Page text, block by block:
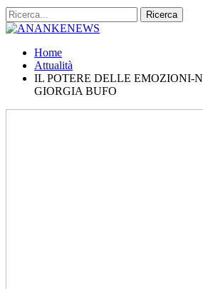
Home
Attualità
IL POTERE DELLE EMOZIONI-
GIORGIA BUFO